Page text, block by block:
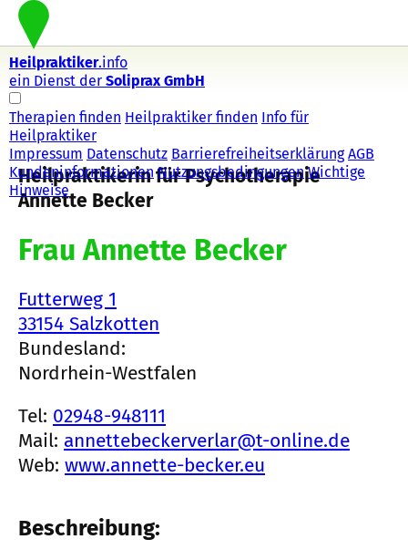
Heilpraktiker.info
ein Dienst der Soliprax GmbH
Therapien finden Heilpraktiker finden Info für
Heilpraktiker
Impressum Datenschutz Barrierefreiheitserklärung AGB
Kundeninformationen Nutzungsbedingungen Wichtige
Hinweise
Heilpraktikerin für Psychotherapie
Annette Becker
Frau Annette Becker
Futterweg 1
33154 Salzkotten
Bundesland:
Nordrhein-Westfalen
Tel: 02948-948111
Mail: annettebeckerverlar@t-online.de
Web: www.annette-becker.eu
Beschreibung: